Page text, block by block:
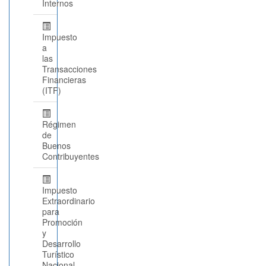
Internos
Impuesto
a
las
Transacciones
Financieras
(ITF)
Régimen
de
Buenos
Contribuyentes
Impuesto
Extraordinario
para
Promoción
y
Desarrollo
Turístico